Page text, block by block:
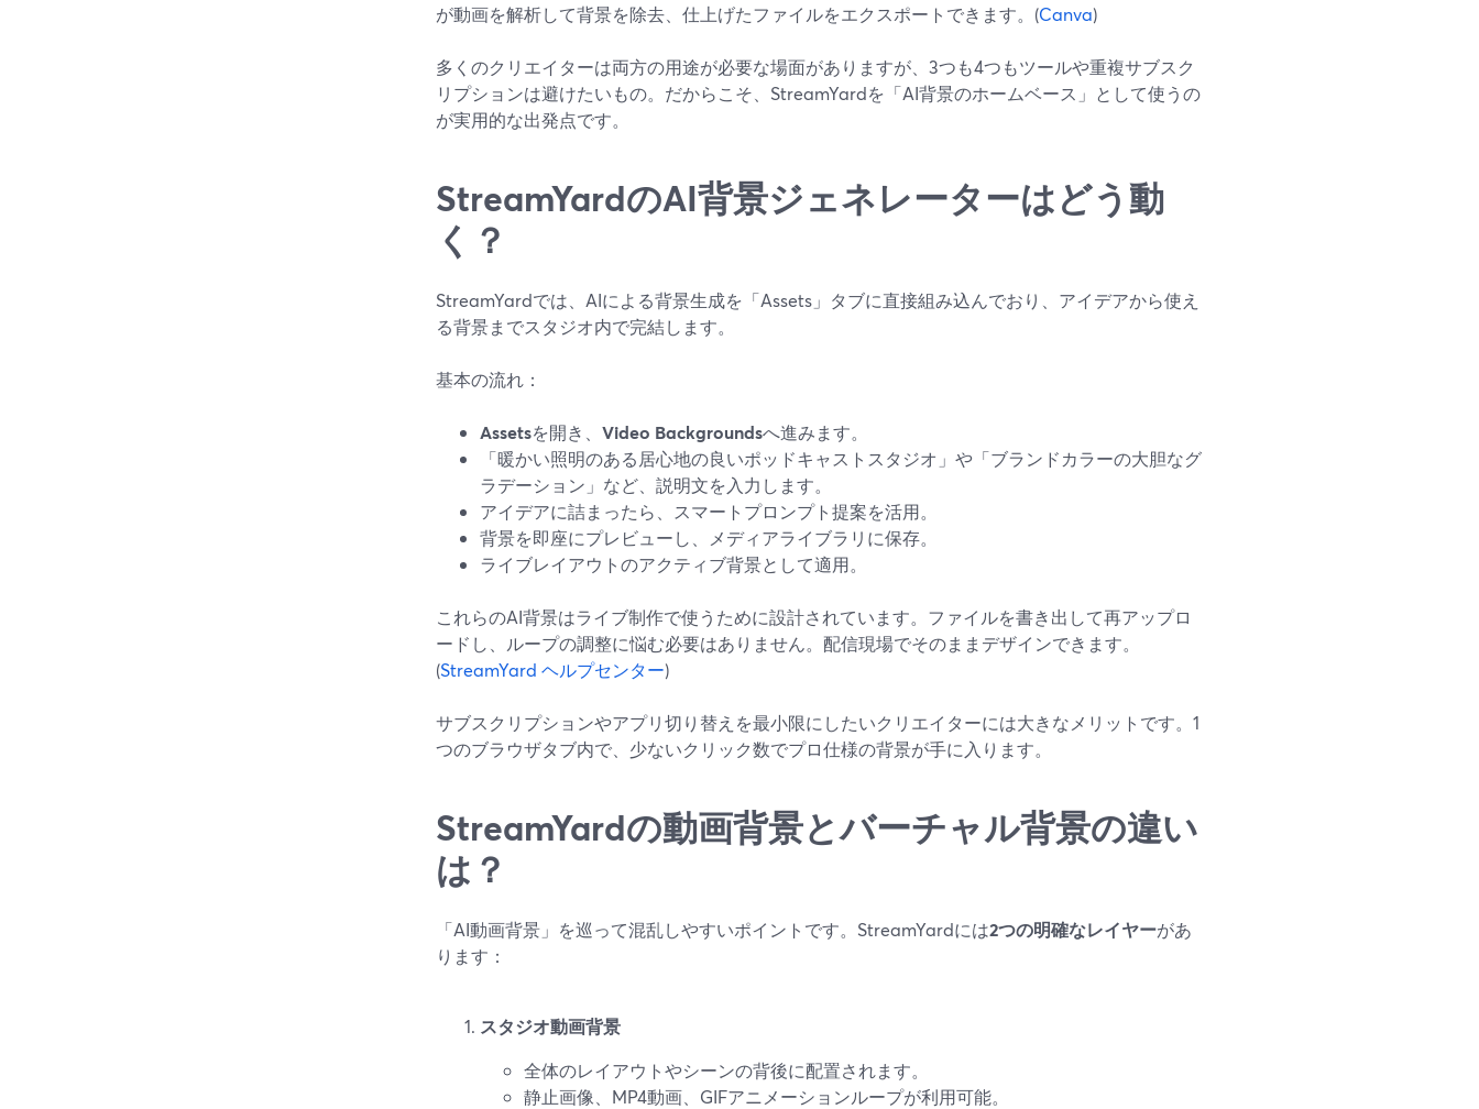
が動画を解析して背景を除去、仕上げたファイルをエクスポートできます。(Canva)
多くのクリエイターは両方の用途が必要な場面がありますが、3つも4つもツールや重複サブスク
リプションは避けたいもの。だからこそ、StreamYardを「AI背景のホームベース」として使うの
が実用的な出発点です。
StreamYardのAI背景ジェネレーターはどう動
く？
StreamYardでは、AIによる背景生成を「Assets」タブに直接組み込んでおり、アイデアから使え
る背景までスタジオ内で完結します。
基本の流れ：
Assetsを開き、 Video Backgroundsへ進みます。
「暖かい照明のある居心地の良いポッドキャストスタジオ」や「ブランドカラーの大胆なグ
ラデーション」など、説明文を入力します。
アイデアに詰まったら、スマートプロンプト提案を活用。
背景を即座にプレビューし、メディアライブラリに保存。
ライブレイアウトのアクティブ背景として適用。
これらのAI背景はライブ制作で使うために設計されています。ファイルを書き出して再アップロ
ードし、ループの調整に悩む必要はありません。配信現場でそのままデザインできます。
(StreamYard ヘルプセンター)
サブスクリプションやアプリ切り替えを最小限にしたいクリエイターには大きなメリットです。1
つのブラウザタブ内で、少ないクリック数でプロ仕様の背景が手に入ります。
StreamYardの動画背景とバーチャル背景の違い
は？
「AI動画背景」を巡って混乱しやすいポイントです。StreamYardには2つの明確なレイヤーがあ
ります：
スタジオ動画背景
全体のレイアウトやシーンの背後に配置されます。
静止画像、MP4動画、GIFアニメーションループが利用可能。